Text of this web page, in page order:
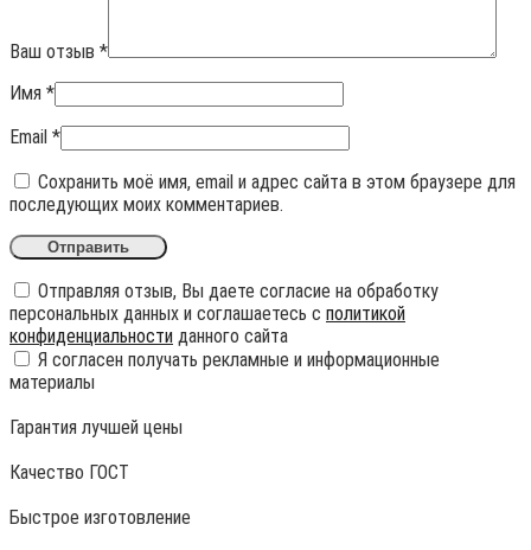
Ваш отзыв *
Имя *
Email *
Сохранить моё имя, email и адрес сайта в этом браузере для
последующих моих комментариев.
Отправляя отзыв, Вы даете согласие на обработку
персональных данных и соглашаетесь с политикой
конфиденциальности данного сайта
Я согласен получать рекламные и информационные
материалы
Гарантия лучшей цены
Качество ГОСТ
Быстрое изготовление